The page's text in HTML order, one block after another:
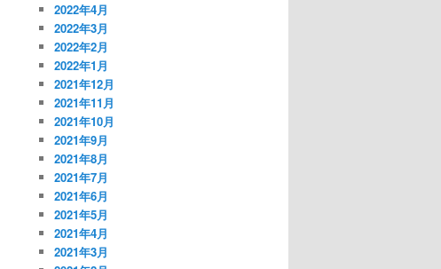
2022年4月
2022年3月
2022年2月
2022年1月
2021年12月
2021年11月
2021年10月
2021年9月
2021年8月
2021年7月
2021年6月
2021年5月
2021年4月
2021年3月